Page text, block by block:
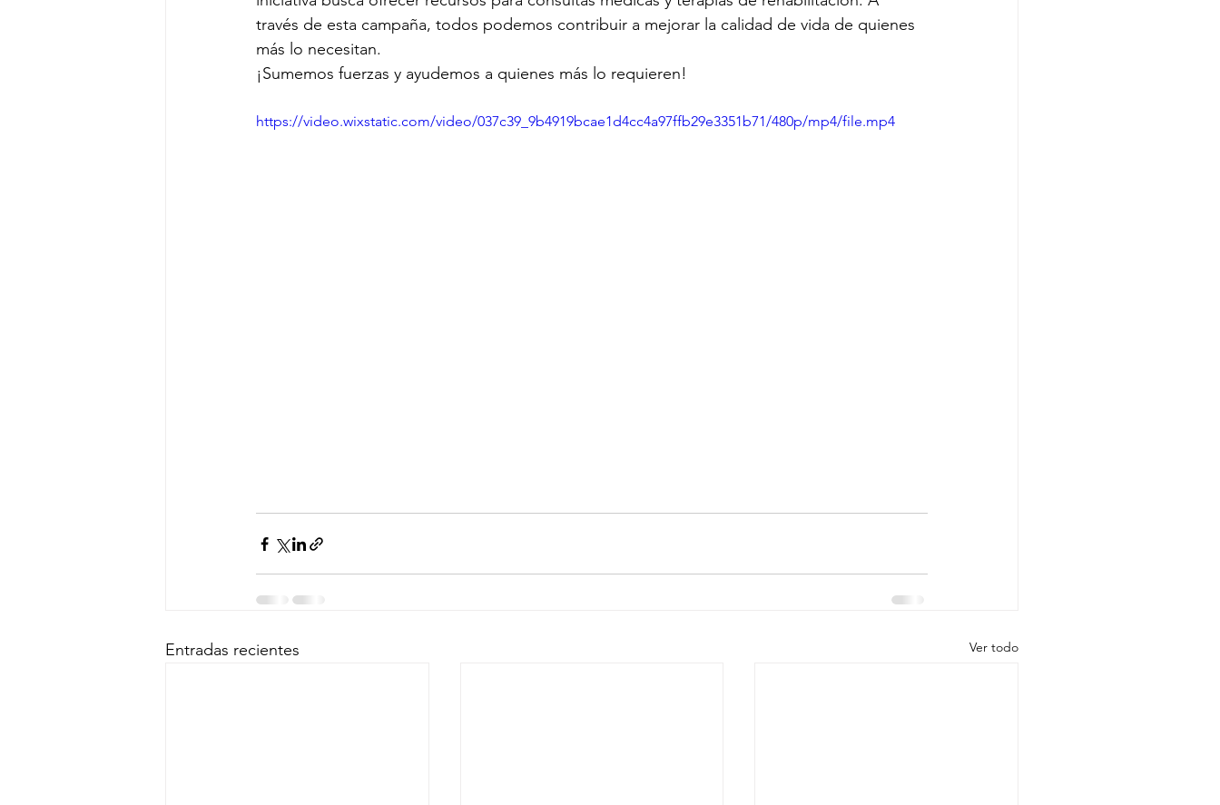
través de esta campaña, todos podemos contribuir a mejorar la calidad de vida de quienes
más lo necesitan.
¡Sumemos fuerzas y ayudemos a quienes más lo requieren!
https://video.wixstatic.com/video/037c39_9b4919bcae1d4cc4a97ffb29e3351b71/480p/mp4/file.mp4
Entradas recientes Ver todo